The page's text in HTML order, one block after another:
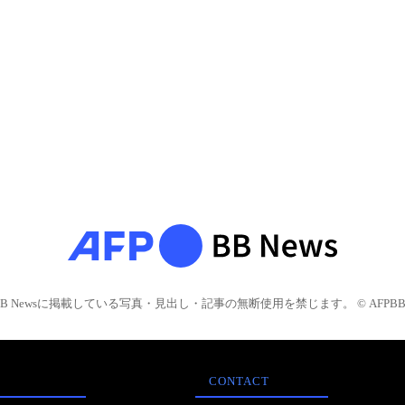
Newsに掲載している写真・見出し・記事の無断使用を禁じます。 © AFPBB
CONTACT